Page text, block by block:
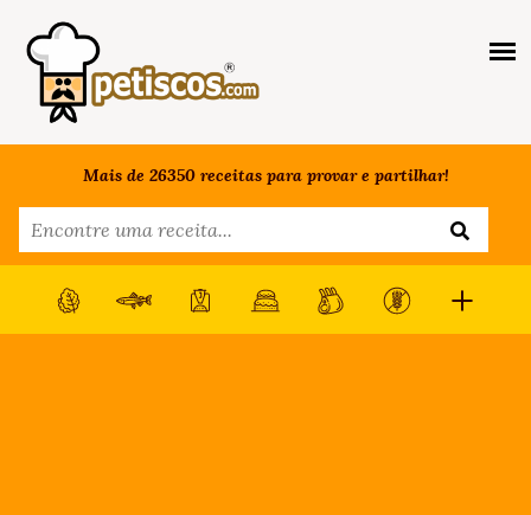
Mais de 26350 receitas para provar e partilhar!